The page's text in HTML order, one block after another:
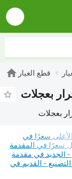
قطع الغيار
الأعلى سعرًا في
سعرًا في المقدمة
- الجديد في مقدمة
- القديم في